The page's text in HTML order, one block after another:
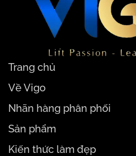
Trang chủ
Về Vigo
Nhãn hàng phân phối
Sản phẩm
Kiến thức làm đẹp